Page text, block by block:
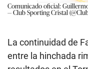
Comunicado oficial:
— Club Sporting Cristal
La continuidad de
entre la hinchada